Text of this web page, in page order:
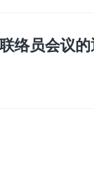
络员会议的